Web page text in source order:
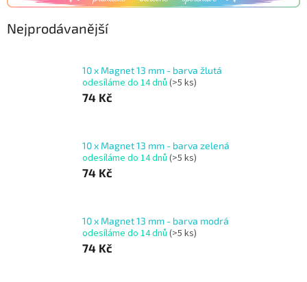
Nejprodávanější
10 x Magnet 13 mm - barva žlutá
odesíláme do 14 dnů (>5 ks)
74 Kč
10 x Magnet 13 mm - barva zelená
odesíláme do 14 dnů (>5 ks)
74 Kč
10 x Magnet 13 mm - barva modrá
odesíláme do 14 dnů (>5 ks)
74 Kč